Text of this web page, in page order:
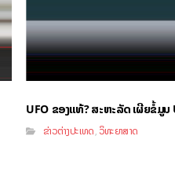
UFO ຂອງແທ້? ສະຫະລັດ ເຜີຍຂໍ້ມູ
ຂ່າວຕ່າງປະເທດ ວິທະຍາສາດ